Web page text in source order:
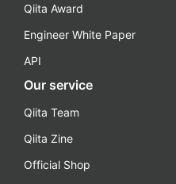
Qiita Award
Engineer White Paper
API
Our service
Qiita Team
Qiita Zine
Official Shop